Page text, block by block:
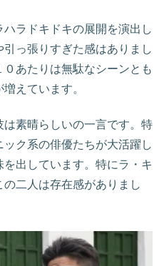
ラドキドキの展開を演出し
っ張りすぎた感はありまし
あたりは無駄なシーンとも
えています。
素晴らしいの一言です。特
ク系の俳優たちが大活躍し
出しています。特にラ・キ
二人は存在感がありまし